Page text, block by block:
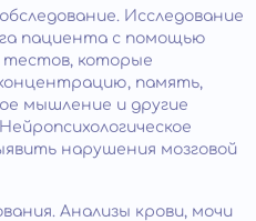
Исследование
пациента с помощью
тестов, которые
память,
мышление и другие
нарушения мозговой
Анализы крови, мочи